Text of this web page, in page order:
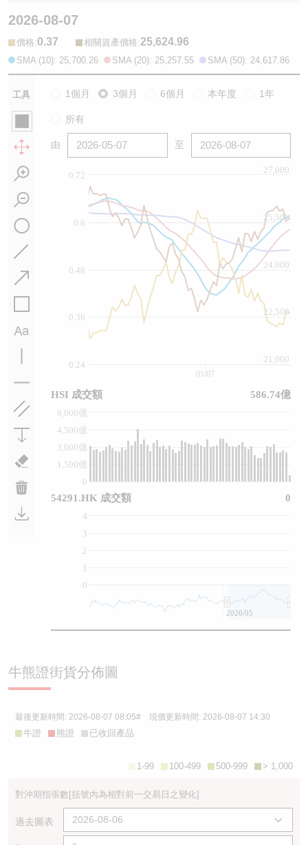
2026-08-07
價格:0.37 相關資產價格:25,624.96
SMA (10): 25,700.26 SMA (20): 25,257.55 SMA (50): 24,617.86
工具 1個月 3個月 6個月 本年度 1年
所有
由 至
0.6
0.24
0.36
0.48
0.72
24,000
21,000
22,500
25,500
27,000
0
1,500億
3,000億
4,500億
6,000億
0
1
2
3
4
01/07
2026/05
HSI 成交額 586.74億
54291.HK 成交額 0
牛熊證街貨分佈圖
最後更新時間: 2026-08-07 08:05# 現價更新時間: 2026-08-07 14:30
牛證 熊證 已收回產品
> 1,000
500-999
100-499
1-99
對沖期指張數[括號內為相對前一交易日之變化]
過去圖表